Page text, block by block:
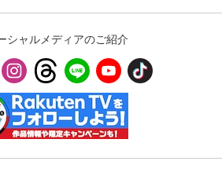
の削除も可能です。
サイト内で表示される作品の表示制限が可
能です。5段階の年齢区分から選択できま
す。
スマホなどでRakuten TVを視聴する際のデ
シャルメディアのご紹介